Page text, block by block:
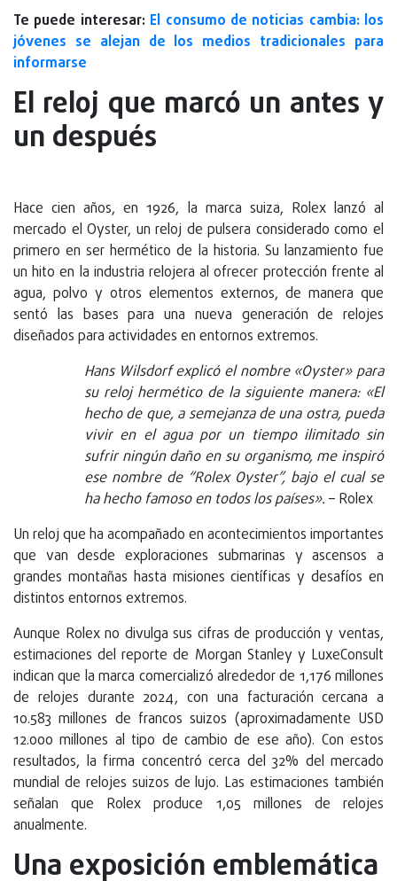
Te puede interesar: El consumo de noticias cambia: los
jóvenes se alejan de los medios tradicionales para
informarse
El reloj que marcó un antes y
un después
Hace cien años, en 1926, la marca suiza, Rolex lanzó al
mercado el Oyster, un reloj de pulsera considerado como el
primero en ser hermético de la historia. Su lanzamiento fue
un hito en la industria relojera al ofrecer protección frente al
agua, polvo y otros elementos externos, de manera que
sentó las bases para una nueva generación de relojes
diseñados para actividades en entornos extremos.
Hans Wilsdorf explicó el nombre «Oyster» para
su reloj hermético de la siguiente manera: «El
hecho de que, a semejanza de una ostra, pueda
vivir en el agua por un tiempo ilimitado sin
sufrir ningún daño en su organismo, me inspiró
ese nombre de “Rolex Oyster”, bajo el cual se
ha hecho famoso en todos los países». – Rolex
Un reloj que ha acompañado en acontecimientos importantes
que van desde exploraciones submarinas y ascensos a
grandes montañas hasta misiones científicas y desafíos en
distintos entornos extremos.
Aunque Rolex no divulga sus cifras de producción y ventas,
estimaciones del reporte de Morgan Stanley y LuxeConsult
indican que la marca comercializó alrededor de 1,176 millones
de relojes durante 2024, con una facturación cercana a
10.583 millones de francos suizos (aproximadamente USD
12.000 millones al tipo de cambio de ese año). Con estos
resultados, la firma concentró cerca del 32% del mercado
mundial de relojes suizos de lujo. Las estimaciones también
señalan que Rolex produce 1,05 millones de relojes
anualmente.
Una exposición emblemática